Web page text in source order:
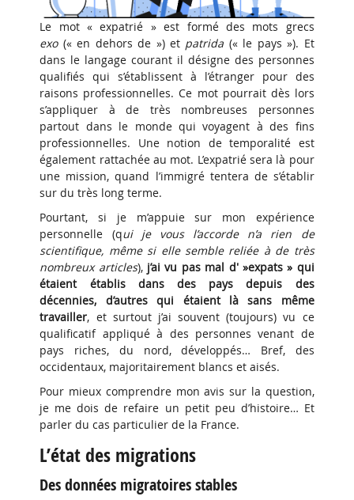
Le mot « expatrié » est formé des mots grecs
exo(« en dehors de ») et patrida (« le pays »). Et
dans le langage courant il désigne des personnes
qualifiés qui s’établissent à l’étranger pour des
raisons professionnelles. Ce mot pourrait dès lors
s’appliquer à de très nombreuses personnes
partout dans le monde qui voyagent à des fins
professionnelles. Une notion de temporalité est
également rattachée au mot. L’expatrié sera là pour
une mission, quand l’immigré tentera de s’établir
sur du très long terme.
Pourtant, si je m’appuie sur mon expérience
personnelle (qui je vous l’accorde n’a rien de
scientifique, même si elle semble reliée à de très
nombreux articles), j’ai vu pas mal d' »expats » qui
étaient établis dans des pays depuis des
décennies, d’autres qui étaient là sans même
travailler, et surtout j’ai souvent (toujours) vu ce
qualificatif appliqué à des personnes venant de
pays riches, du nord, développés… Bref, des
occidentaux, majoritairement blancs et aisés.
Pour mieux comprendre mon avis sur la question,
je me dois de refaire un petit peu d’histoire… Et
parler du cas particulier de la France.
L’état des migrations
Des données migratoires stables